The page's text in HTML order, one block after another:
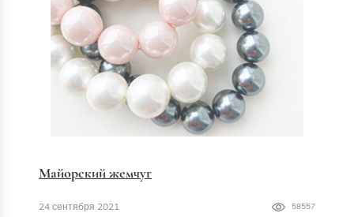
Майорский жемчуг
24 сентября 2021 58557